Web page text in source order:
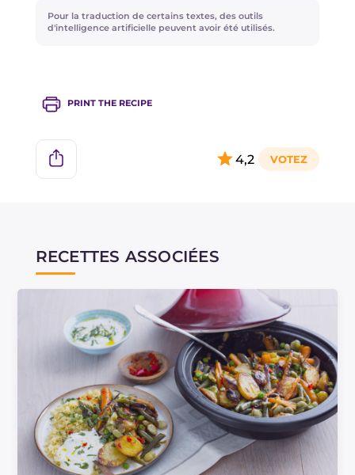
adapter les temps de cuisson.
Pour la traduction de certains textes, des outils
d'intelligence artificielle peuvent avoir été utilisés.
PRINT THE RECIPE
4,2
RECETTES ASSOCIÉES